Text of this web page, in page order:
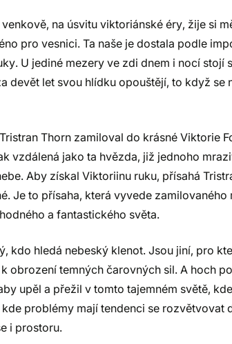
na úsvitu viktoriánské éry, žije si
pro vesnici. Ta naše je dostala podle
U jediné mezery ve zdi dnem i nocí stojí
devět let svou hlídku opouštějí, to když se
Thorn zamiloval do krásné Viktorie
vzdálená jako ta hvězda, již jednoho
Aby získal Viktoriinu ruku, přísahá
Je to přísaha, která vyvede
a fantastického světa.
kdo hledá nebeský klenot. Jsou jiní, pro
obrození temných čarovných sil. A hoch
upěl a přežil v tomto tajemném světě,
problémy mají tendenci se rozvětvovat
i prostoru.